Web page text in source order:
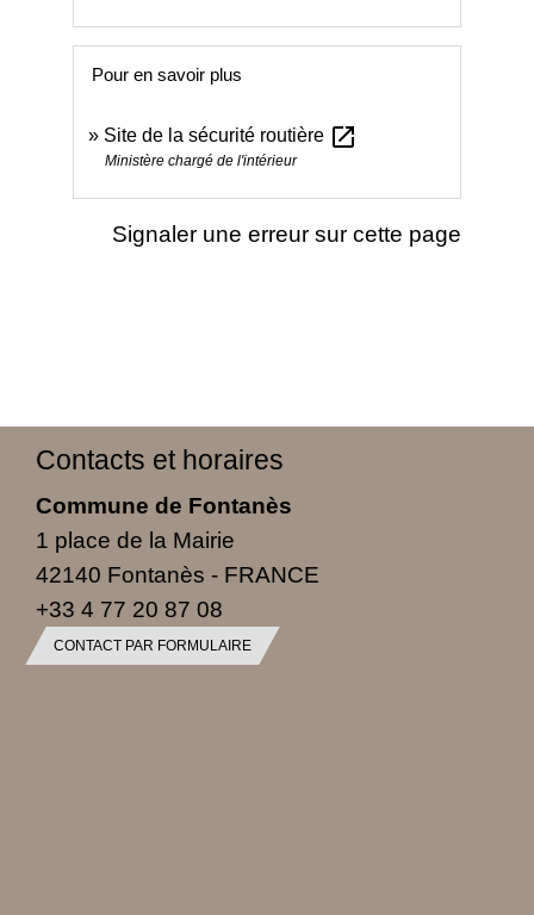
Pour en savoir plus
Site de la sécurité routière open_in_new
Ministère chargé de l'intérieur
Signaler une erreur sur cette page
Contacts et horaires
Commune de Fontanès
1 place de la Mairie
42140 Fontanès - FRANCE
+33 4 77 20 87 08
CONTACT PAR FORMULAIRE